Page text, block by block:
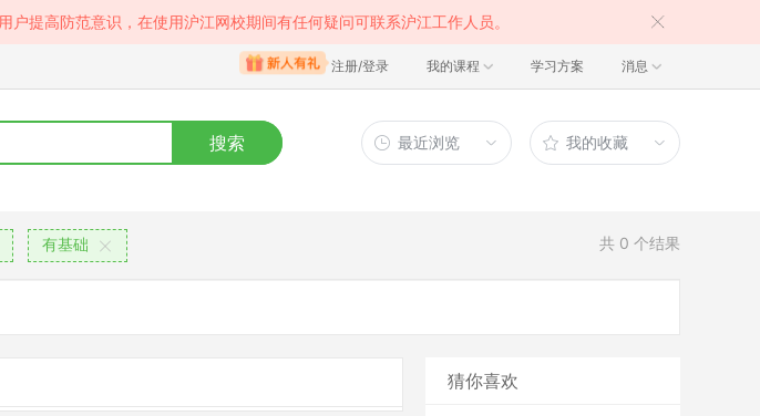
提高防范意识，在使用沪江网校期间有任何疑问可联系沪江工作人员。
注册/登录 我的课程 学习方案 消息
搜索 最近浏览 我的收藏
有基础 共 0 个结果
猜你喜欢